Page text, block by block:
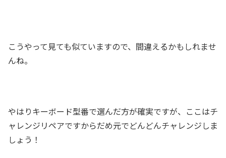
こうやって見ても似ていますので、間違えるかもしれませ
んね。
やはりキーボード型番で選んだ方が確実ですが、ここはチ
ャレンジリペアですからだめ元でどんどんチャレンジしま
しょう！